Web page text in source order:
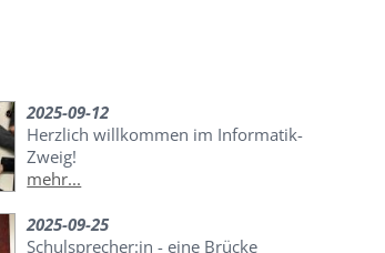
2025-09-12
Herzlich willkommen im Informatik-
Zweig!
mehr...
2025-09-25
Schulsprecher:in - eine Brücke